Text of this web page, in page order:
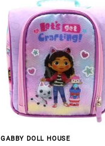
GABBY DOLL HOUSE